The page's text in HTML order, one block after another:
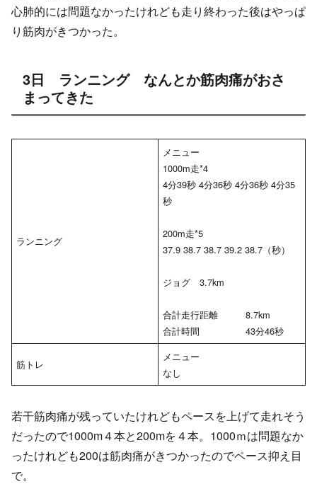
心肺的には問題なかったけれども走り終わった後はやっぱ
り筋肉がきつかった。
3日 ランニング なんとか筋肉痛がおさ
まってきた
ランニング
メニュー
1000m走*4
4分39秒 4分36秒 4分36秒 4分35
秒
200m走*5
37.9 38.7 38.7 39.2 38.7（秒）
ジョグ 3.7km
合計走行距離 8.7km
合計時間 43分46秒
筋トレ
メニュー
なし
若干筋肉痛が残っていたけれどもペースを上げて走れそう
だったので1000m４本と200mを４本。1000ｍは問題なか
ったけれども200は筋肉痛がきつかったのでペース抑え目
で。